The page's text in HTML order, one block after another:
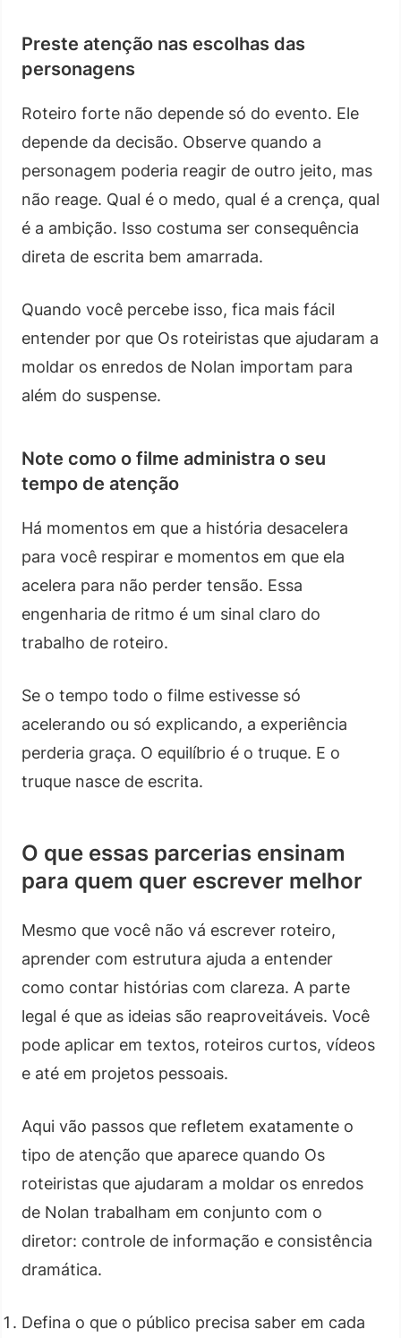
Preste atenção nas escolhas das
personagens
Roteiro forte não depende só do evento. Ele
depende da decisão. Observe quando a
personagem poderia reagir de outro jeito, mas
não reage. Qual é o medo, qual é a crença, qual
é a ambição. Isso costuma ser consequência
direta de escrita bem amarrada.
Quando você percebe isso, fica mais fácil
entender por que Os roteiristas que ajudaram a
moldar os enredos de Nolan importam para
além do suspense.
Note como o filme administra o seu
tempo de atenção
Há momentos em que a história desacelera
para você respirar e momentos em que ela
acelera para não perder tensão. Essa
engenharia de ritmo é um sinal claro do
trabalho de roteiro.
Se o tempo todo o filme estivesse só
acelerando ou só explicando, a experiência
perderia graça. O equilíbrio é o truque. E o
truque nasce de escrita.
O que essas parcerias ensinam
para quem quer escrever melhor
Mesmo que você não vá escrever roteiro,
aprender com estrutura ajuda a entender
como contar histórias com clareza. A parte
legal é que as ideias são reaproveitáveis. Você
pode aplicar em textos, roteiros curtos, vídeos
e até em projetos pessoais.
Aqui vão passos que refletem exatamente o
tipo de atenção que aparece quando Os
roteiristas que ajudaram a moldar os enredos
de Nolan trabalham em conjunto com o
diretor: controle de informação e consistência
dramática.
Defina o que o público precisa saber em cada